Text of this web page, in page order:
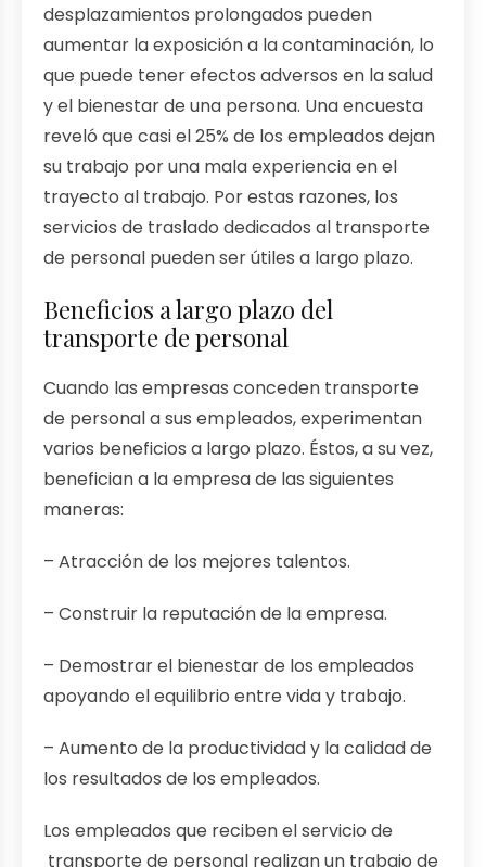
desplazamientos prolongados pueden
aumentar la exposición a la contaminación, lo
que puede tener efectos adversos en la salud
y el bienestar de una persona. Una encuesta
reveló que casi el 25% de los empleados dejan
su trabajo por una mala experiencia en el
trayecto al trabajo. Por estas razones, los
servicios de traslado dedicados al transporte
de personal pueden ser útiles a largo plazo.
Beneficios a largo plazo del
transporte de personal
Cuando las empresas conceden transporte
de personal a sus empleados, experimentan
varios beneficios a largo plazo. Éstos, a su vez,
benefician a la empresa de las siguientes
maneras:
– Atracción de los mejores talentos.
– Construir la reputación de la empresa.
– Demostrar el bienestar de los empleados
apoyando el equilibrio entre vida y trabajo.
– Aumento de la productividad y la calidad de
los resultados de los empleados.
Los empleados que reciben el servicio de
transporte de personal realizan un trabajo de